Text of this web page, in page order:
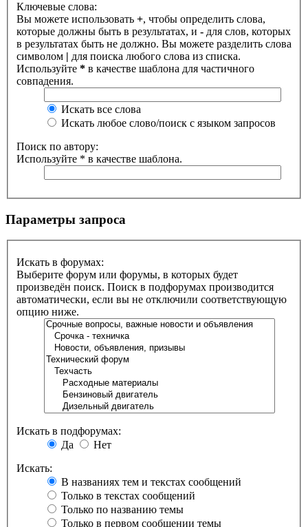
Ключевые слова:
Вы можете использовать +, чтобы определить слова,
которые должны быть в результатах, и - для слов, которых
в результатах быть не должно. Вы можете разделить слова
символом | для поиска любого слова из списка.
Используйте * в качестве шаблона для частичного
совпадения.
Искать все слова
Искать любое слово/поиск с языком запросов
Поиск по автору:
Используйте * в качестве шаблона.
Параметры запроса
Искать в форумах:
Выберите форум или форумы, в которых будет
произведён поиск. Поиск в подфорумах производится
автоматически, если вы не отключили соответствующую
опцию ниже.
Искать в подфорумах:
Да
Нет
Искать:
В названиях тем и текстах сообщений
Только в текстах сообщений
Только по названию темы
Только в первом сообщении темы